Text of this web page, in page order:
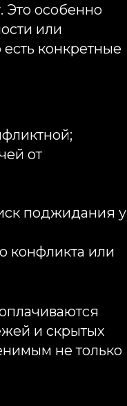
Это особенно
или
конкретные
от
поджидания у
конфликта или
и скрытых
не только